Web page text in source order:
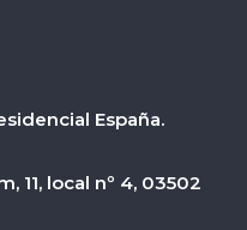
España.
11, local nº 4, 03502